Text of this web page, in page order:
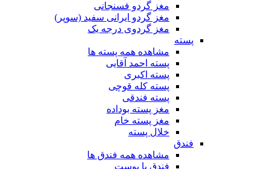
مغز گردو فسنجانی
مغز گردو ایرانی سفید (سوپر)
مغز گردوی درجه یک
پسته
مشاهده همه پسته ها
پسته احمد آقایی
پسته اکبری
پسته کله قوچی
پسته فندقی
مغز پسته بوداده
مغز پسته خام
خلال پسته
فندق
مشاهده همه فندق ها
فندق با پوست